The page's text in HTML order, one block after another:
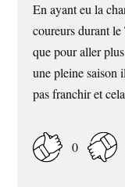
En ayant eu la
coureurs durant
que pour aller
une pleine saison
pas franchir et
0